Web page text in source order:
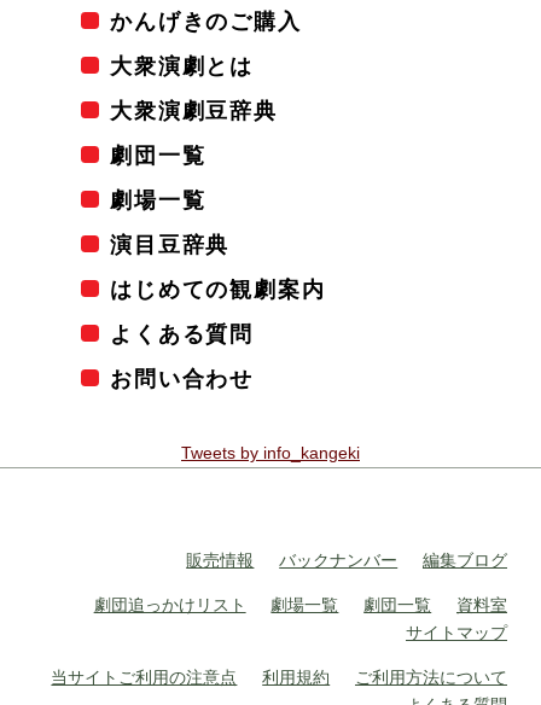
かんげきのご購入
大衆演劇とは
大衆演劇豆辞典
劇団一覧
劇場一覧
演目豆辞典
はじめての観劇案内
よくある質問
お問い合わせ
Tweets by info_kangeki
販売情報 バックナンバー 編集ブログ
劇団追っかけリスト 劇場一覧 劇団一覧
資料室
サイトマップ
当サイトご利用の注意点 利用規約
ご利用方法について